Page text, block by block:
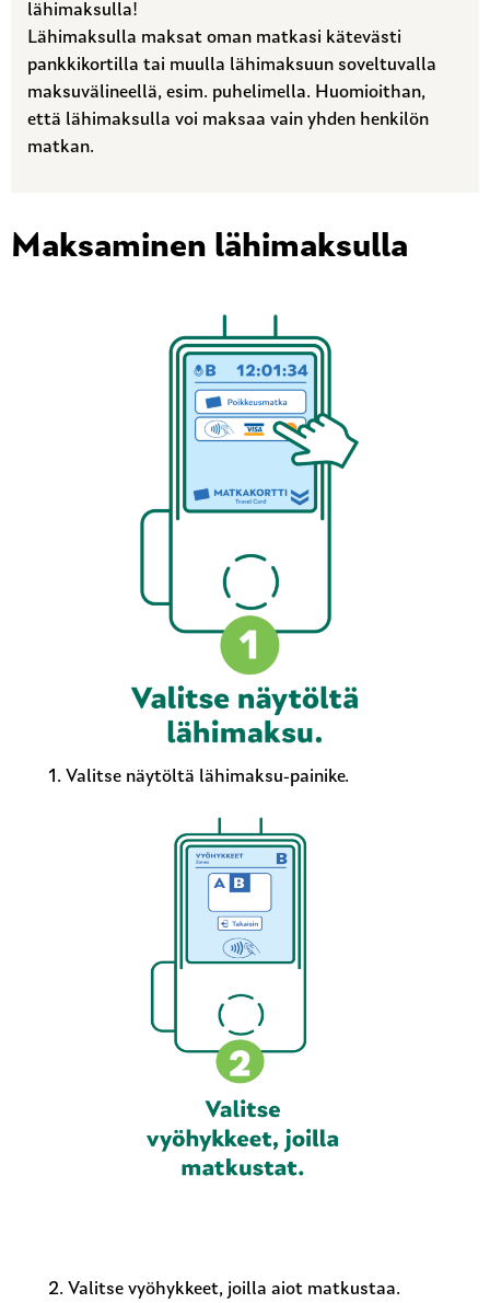
lähimaksulla!
Lähimaksulla maksat oman matkasi kätevästi
pankkikortilla tai muulla lähimaksuun soveltuvalla
maksuvälineellä, esim. puhelimella. Huomioithan,
että lähimaksulla voi maksaa vain yhden henkilön
matkan.
Maksaminen lähimaksulla
1. Valitse näytöltä lähimaksu-painike.
2. Valitse vyöhykkeet, joilla aiot matkustaa.